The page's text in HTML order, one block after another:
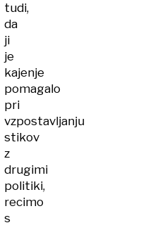
tudi,
da
ji
je
kajenje
pomagalo
pri
vzpostavljanju
stikov
z
drugimi
politiki,
recimo
s